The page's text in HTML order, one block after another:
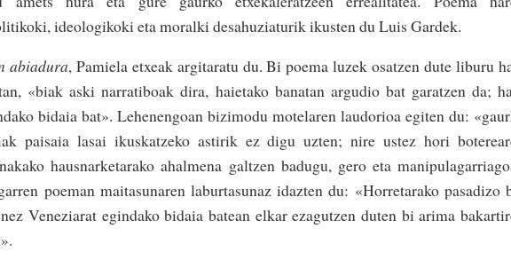
ideologikoki eta moralki desahuziaturik ikusten du Luis Gardek.
abiadura, Pamiela etxeak argitaratu du. Bi poema luzek osatzen dute liburu
«biak aski narratiboak dira, haietako banatan argudio bat garatzen da;
bidaia bat». Lehenengoan bizimodu motelaren laudorioa egiten du:
paisaia lasai ikuskatzeko astirik ez digu uzten; nire ustez hori
hausnarketarako ahalmena galtzen badugu, gero eta
poeman maitasunaren laburtasunaz idazten du: «Horretarako pasadizo
Veneziarat egindako bidaia batean elkar ezagutzen duten bi arima